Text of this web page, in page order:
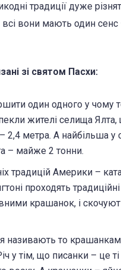
традиції дуже
всі вони мають один
зі святом Пасхи:
один одного у чому
жителі селища
метра. А найбільша у
– майже 2 тонни.
традицій Америки –
проходять
крашанок, і
називають то
у тім, що писанки – це